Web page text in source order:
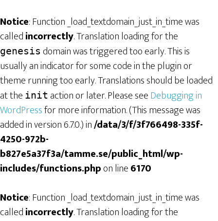
Notice: Function _load_textdomain_just_in_time was
calledincorrectly. Translation loading for the
genesis domain was triggered too early. This is
usually an indicator for some code in the plugin or
theme running too early. Translations should be loaded
at the init action or later. Please seeDebugging in
WordPressfor more information. (This message was
added in version 6.7.0.) in/data/3/f/3f766498-335f-
4250-972b-
b827e5a37f3a/tamme.se/public_html/wp-
includes/functions.phpon line6170
Notice: Function _load_textdomain_just_in_time was
calledincorrectly. Translation loading for the